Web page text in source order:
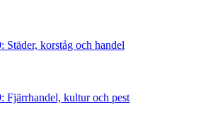
Städer, korståg och handel
Fjärrhandel, kultur och pest